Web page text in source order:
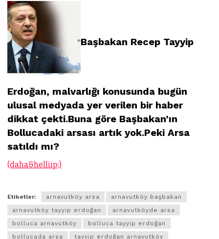
Başbakan Recep Tayyip
Erdoğan, malvarlığı konusunda bugün
ulusal medyada yer verilen bir haber
dikkat çekti.Buna göre Başbakan’ın
Bollucadaki arsası artık yok.Peki Arsa
satıldı mı?
(daha&helliip;)
Etiketler: arnavutköy arsa
arnavutköy başbakan
arnavutköy tayyip erdoğan
arnavutköyde arsa
bolluca arnavutköy
bolluca tayyip erdoğan
bollucada arsa
tayyip erdoğan arnavutköy